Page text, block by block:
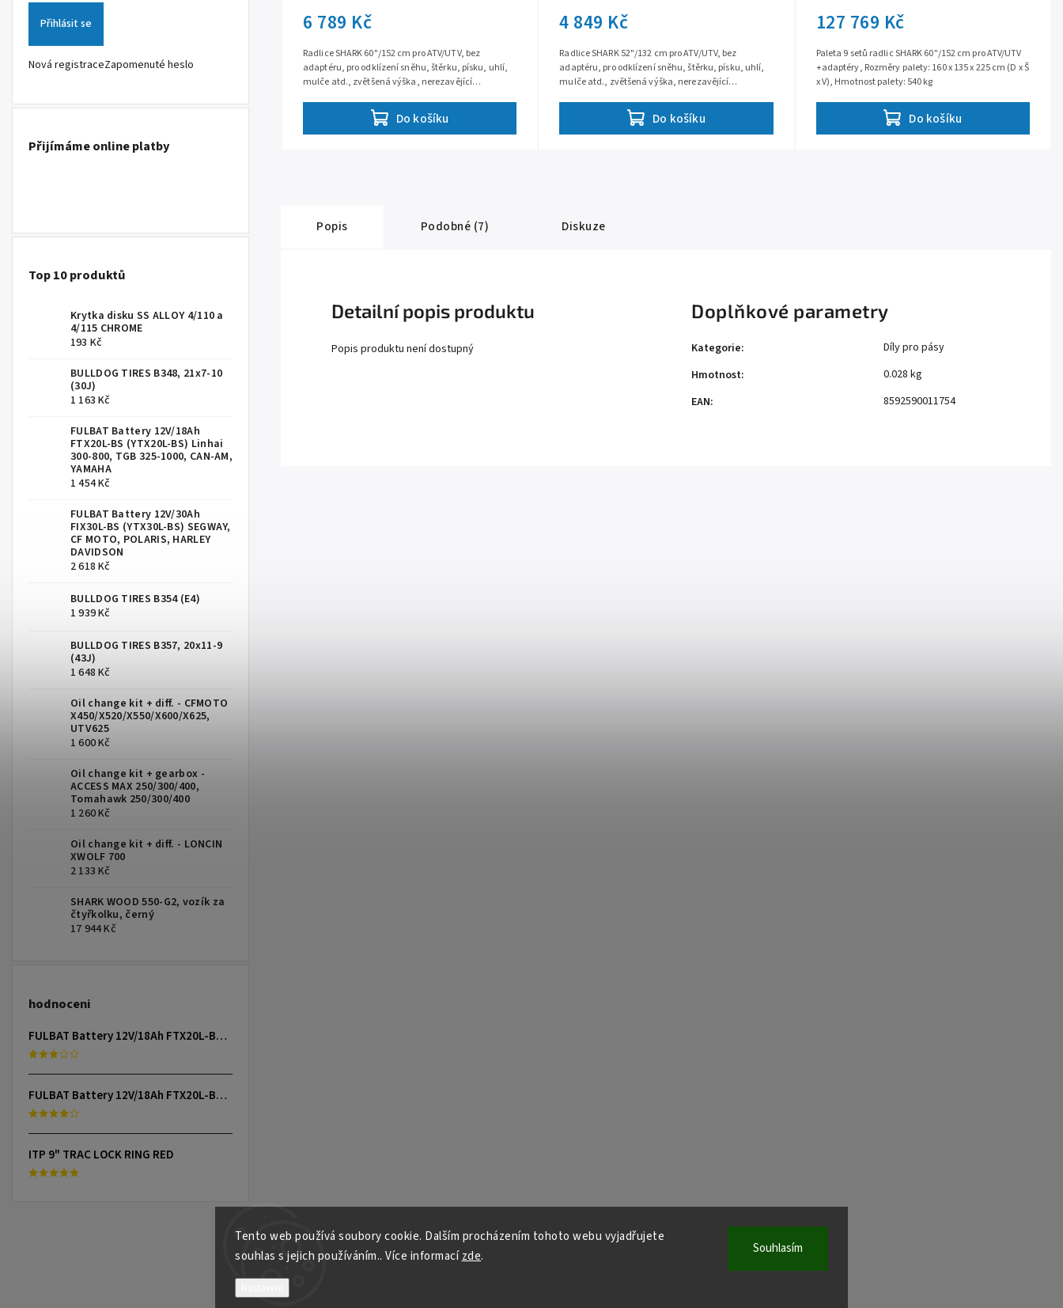
Tento web používá soubory cookie. Dalším procházením tohoto webu vyjadřujete
souhlas s jejich používáním.. Více informacízde. Souhlasím
Přihlásit se
Nová registraceZapomenuté heslo
Přijímáme online platby
Top 10 produktů
Krytka disku SS ALLOY 4/110 a
4/115 CHROME
193 Kč
BULLDOG TIRES B348, 21x7-10
(30J)
1 163 Kč
FULBAT Battery 12V/18Ah
FTX20L-BS (YTX20L-BS) Linhai
300-800, TGB 325-1000, CAN-AM,
YAMAHA
1 454 Kč
FULBAT Battery 12V/30Ah
FIX30L-BS (YTX30L-BS) SEGWAY,
CF MOTO, POLARIS, HARLEY
DAVIDSON
2 618 Kč
BULLDOG TIRES B354 (E4)
1 939 Kč
BULLDOG TIRES B357, 20x11-9
(43J)
1 648 Kč
Oil change kit + diff. - CFMOTO
X450/X520/X550/X600/X625,
UTV625
1 600 Kč
Oil change kit + gearbox -
ACCESS MAX 250/300/400,
Tomahawk 250/300/400
1 260 Kč
Oil change kit + diff. - LONCIN
XWOLF 700
2 133 Kč
SHARK WOOD 550-G2, vozík za
čtyřkolku, černý
17 944 Kč
hodnoceni
FULBAT Battery 12V/18Ah FTX20L-BS (YTX20L-BS) Linhai 300-800, TGB 325-1000, CAN-AM, YAMAHA
FULBAT Battery 12V/18Ah FTX20L-BS (YTX20L-BS) Linhai 300-800, TGB 325-1000, CAN-AM, YAMAHA
ITP 9" TRAC LOCK RING RED
6 789 Kč
Do košíku
Radlice SHARK 60"/152 cm pro ATV/UTV, bez
adaptéru, pro odklízení sněhu, štěrku, písku, uhlí,
mulče atd., zvětšená výška, nerezavějící
4 849 Kč
Do košíku
Radlice SHARK 52"/132 cm pro ATV/UTV, bez
adaptéru, pro odklízení sněhu, štěrku, písku, uhlí,
mulče atd., zvětšená výška, nerezavějící
127 769 Kč
Do košíku
Paleta 9 setů radlic SHARK 60"/152 cm pro ATV/UTV
+adaptéry, Rozměry palety: 160 x 135 x 225 cm (D x Š
x V), Hmotnost palety: 540 kg
Popis Podobné (7) Diskuze
Detailní popis produktu
Popis produktu není dostupný
Doplňkové parametry
Kategorie:
Díly pro pásy
Hmotnost:
0.028 kg
EAN: 8592590011754